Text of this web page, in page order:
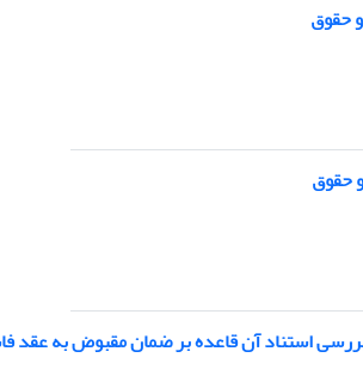
حقوق
حقوق
بررسی استناد آن قاعده بر ضمان مقبوض به عقد